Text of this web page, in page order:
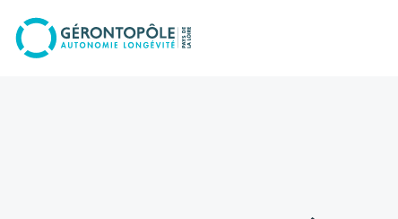
Go to
main
content